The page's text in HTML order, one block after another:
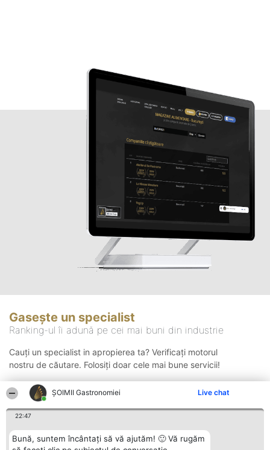
ȘOIMII Gastronomiei Live chat
22:47
Bună, suntem încântați să vă ajutăm! 🙂 Vă rugăm
Gasește un specialist
Ranking-ul îi adună pe cei mai buni din industrie
Cauți un specialist in apropierea ta? Verificați motorul
nostru de căutare. Folosiți doar cele mai bune servicii!